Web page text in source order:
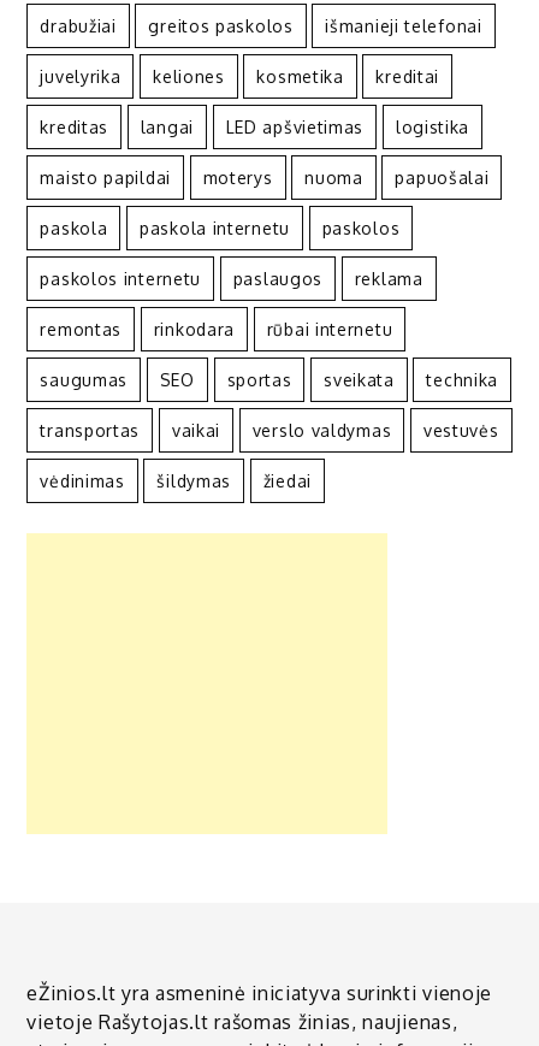
drabužiai greitos paskolos išmanieji telefonai
juvelyrika keliones kosmetika kreditai
kreditas langai LED apšvietimas logistika
maisto papildai moterys nuoma papuošalai
paskola paskola internetu paskolos
paskolos internetu paslaugos reklama
remontas rinkodara rūbai internetu
saugumas SEO sportas sveikata technika
transportas vaikai verslo valdymas vestuvės
vėdinimas šildymas žiedai
eŽinios.lt yra asmeninė iniciatyva surinkti vienoje
vietoje Rašytojas.lt rašomas žinias, naujienas,